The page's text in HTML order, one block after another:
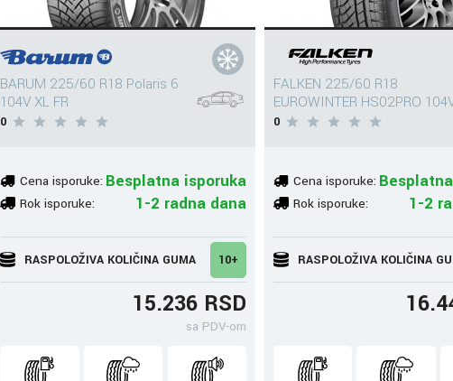
BARUM 225/60 R18 Polaris 6
104V XL FR
0
Cena isporuke: Besplatna isporuka
Rok isporuke: 1-2 radna dana
RASPOLOŽIVA KOLIČINA GUMA 10+
15.236 RSD
sa PDV-om
FALKEN 225/60 R18
EUROWINTER HS02PRO
0
Cena isporuke:
Rok isporuke: 1-2
RASPOLOŽIVA KOLIČINA